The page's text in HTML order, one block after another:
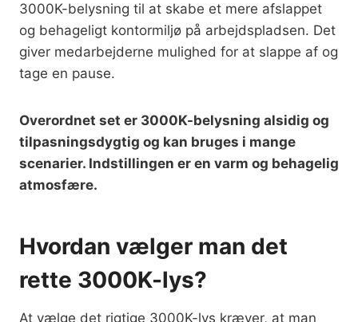
3000K-belysning til at skabe et mere afslappet
og behageligt kontormiljø på arbejdspladsen. Det
giver medarbejderne mulighed for at slappe af og
tage en pause.
Overordnet set er 3000K-belysning alsidig og
tilpasningsdygtig og kan bruges i mange
scenarier. Indstillingen er en varm og behagelig
atmosfære.
Hvordan vælger man det
rette 3000K-lys?
At vælge det rigtige 3000K-lys kræver, at man